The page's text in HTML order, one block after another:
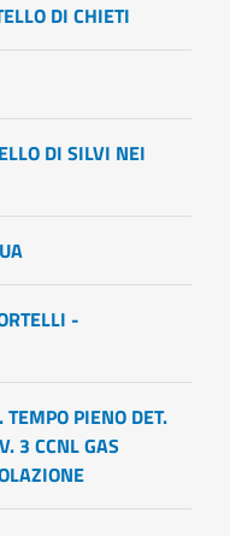
DI CHIETI
DI SILVI NEI
-
PIENO DET.
3 CCNL GAS